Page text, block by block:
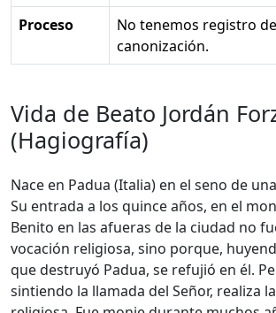
Proceso
No tenemos registro
canonización.
Vida de Beato Jordán
(Hagiografía)
Nace en Padua (Italia) en el seno de
Su entrada a los quince años, en el
Benito en las afueras de la ciudad no
vocación religiosa, sino porque,
que destruyó Padua, se refujió en él.
sintiendo la llamada del Señor, realiza